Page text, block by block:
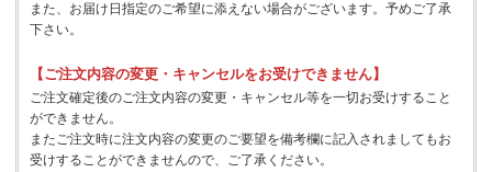
また、お届け日指定のご希望に添えない場合がございます。予めご了承
下さい。
【ご注文内容の変更・キャンセルをお受けできません】
ご注文確定後のご注文内容の変更・キャンセル等を一切お受けすること
ができません。
またご注文時に注文内容の変更のご要望を備考欄に記入されましてもお
受けすることができませんので、ご了承ください。